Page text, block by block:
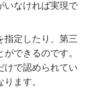
いなければ実現で
指定したり、第三
できるのです。
けで認められてい
ます。